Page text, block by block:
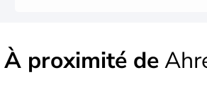
À proximité de